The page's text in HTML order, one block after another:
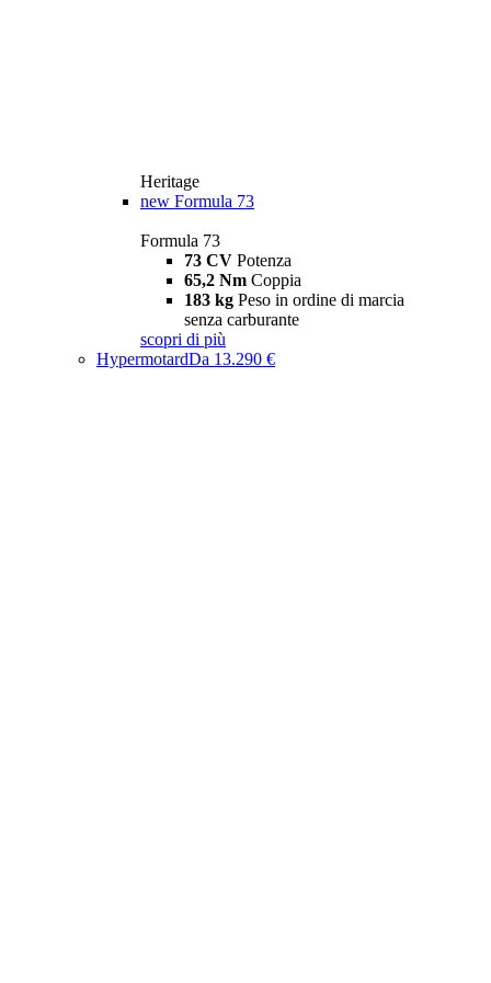
Heritage
new Formula 73
Formula 73
73 CV Potenza
65,2 Nm Coppia
183 kg Peso in ordine di marcia
senza carburante
scopri di più
HypermotardDa 13.290 €